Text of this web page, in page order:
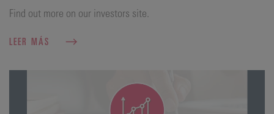
Find out more on our investors site.
LEER MÁS